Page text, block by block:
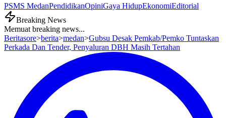
PSMS MedanPendidikanOpiniGaya HidupEkonomiEditorial
Breaking News
Memuat breaking news...
Beritasore>berita>medan>Gubsu Desak Pemkab/Pemko Tuntaskan
Perkada Dan Tender, Penyaluran DBH Masih Tertahan